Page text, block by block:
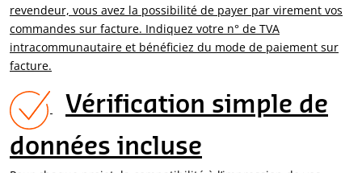
revendeur, vous avez la possibilité de payer par virement vos
commandes sur facture. Indiquez votre n° de TVA
intracommunautaire et bénéficiez du mode de paiement sur
facture.
Vérification simple de
données incluse